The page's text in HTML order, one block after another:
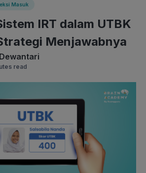
Masuk
IRT dalam UTBK
Menjawabnya
read